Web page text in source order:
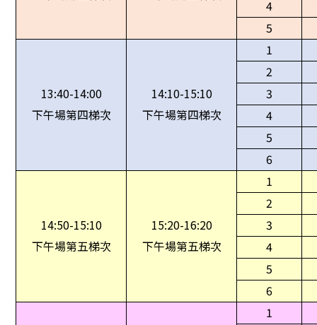
4
5
13:40-14:00
下午場第四梯次
14:10-15:10
下午場第四梯次
1
2
3
4
5
6
14:50-15:10
下午場第五梯次
15:20-16:20
下午場第五梯次
1
2
3
4
5
6
1